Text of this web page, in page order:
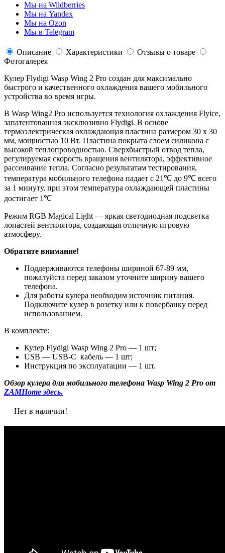
Мы на Wildberries
Мы на Yandex
Мы на Ozon
Мы в Telegram
Описание Характеристики
Отзывы о товаре
Фотогалерея
Кулер Flydigi Wasp Wing 2 Pro создан для максимально
быстрого и качественного охлаждения вашего мобильного
устройства во время игры.
В Wasp Wing2 Pro используется технология охлаждения Flyice,
запатентованная эксклюзивно Flydigi. В основе
термоэлектрическая охлаждающая пластина размером 30 х 30
мм, мощностью 10 Вт. Пластина покрыта слоем силикона с
высокой теплопроводностью. Сверхбыстрый отвод тепла,
регулируемая скорость вращения вентилятора, эффективное
рассеивание тепла. Согласно результатам тестирования,
температура мобильного телефона падает с 21℃ до 9℃ всего
за 1 минуту, при этом температура охлаждающей пластины
достигает 1℃
Режим RGB Magical Light — яркая светодиодная подсветка
лопастей вентилятора, создающая отличную игровую
атмосферу.
Обратите внимание!
Поддерживаются телефоны шириной 67-89 мм,
пожалуйста перед заказом уточните ширину вашего
телефона.
Для работы кулера необходим источник питания.
Подключите кулер в розетку или к повербанку перед
использованием.
В комплекте:
Кулер Flydigi Wasp Wing 2 Pro — 1 шт;
USB — USB-С кабель — 1 шт;
Инструкция по эксплуатации — 1 шт.
Обзор кулера для мобильного телефона Wasp Wing 2 Pro от
ZAMHome здесь.
Нет в наличии!